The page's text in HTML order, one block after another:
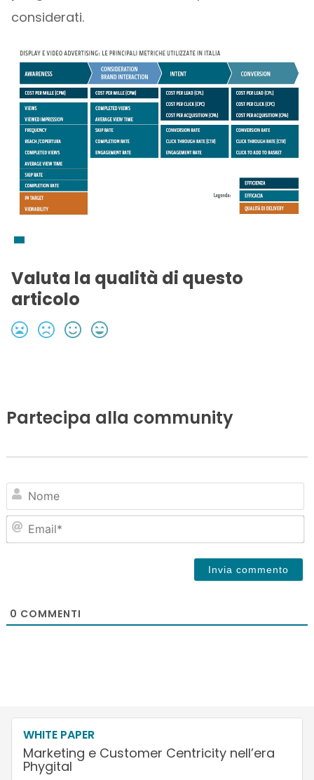
considerati.
Valuta la qualità di questo
articolo
Partecipa alla community
0 COMMENTI
WHITE PAPER
Marketing e Customer Centricity nell’era
Phygital